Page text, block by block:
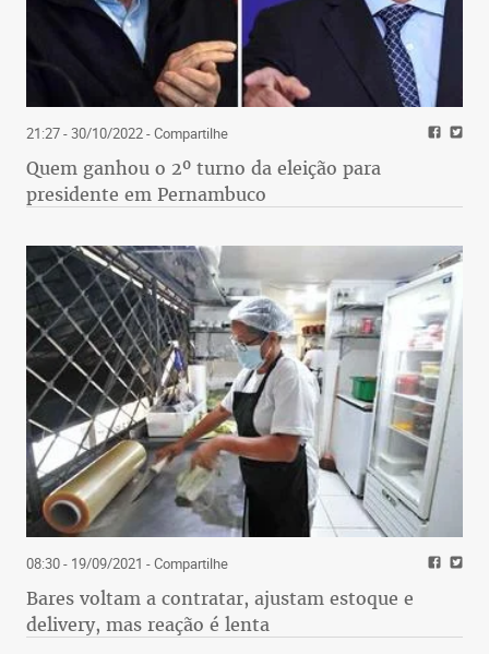
21:27 - 30/10/2022- Compartilhe
Quem ganhou o 2º turno da eleição para
presidente em Pernambuco
08:30 - 19/09/2021 - Compartilhe
Bares voltam a contratar, ajustam estoque e
delivery, mas reação é lenta